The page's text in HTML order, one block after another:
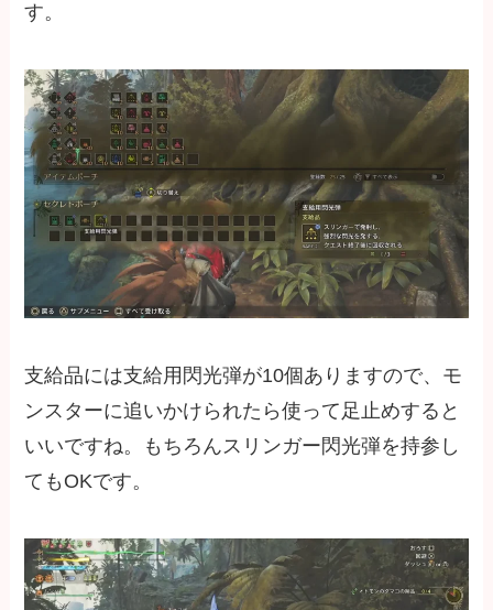
す。
支給品には支給用閃光弾が10個ありますので、モ
ンスターに追いかけられたら使って足止めすると
いいですね。もちろんスリンガー閃光弾を持参し
てもOKです。